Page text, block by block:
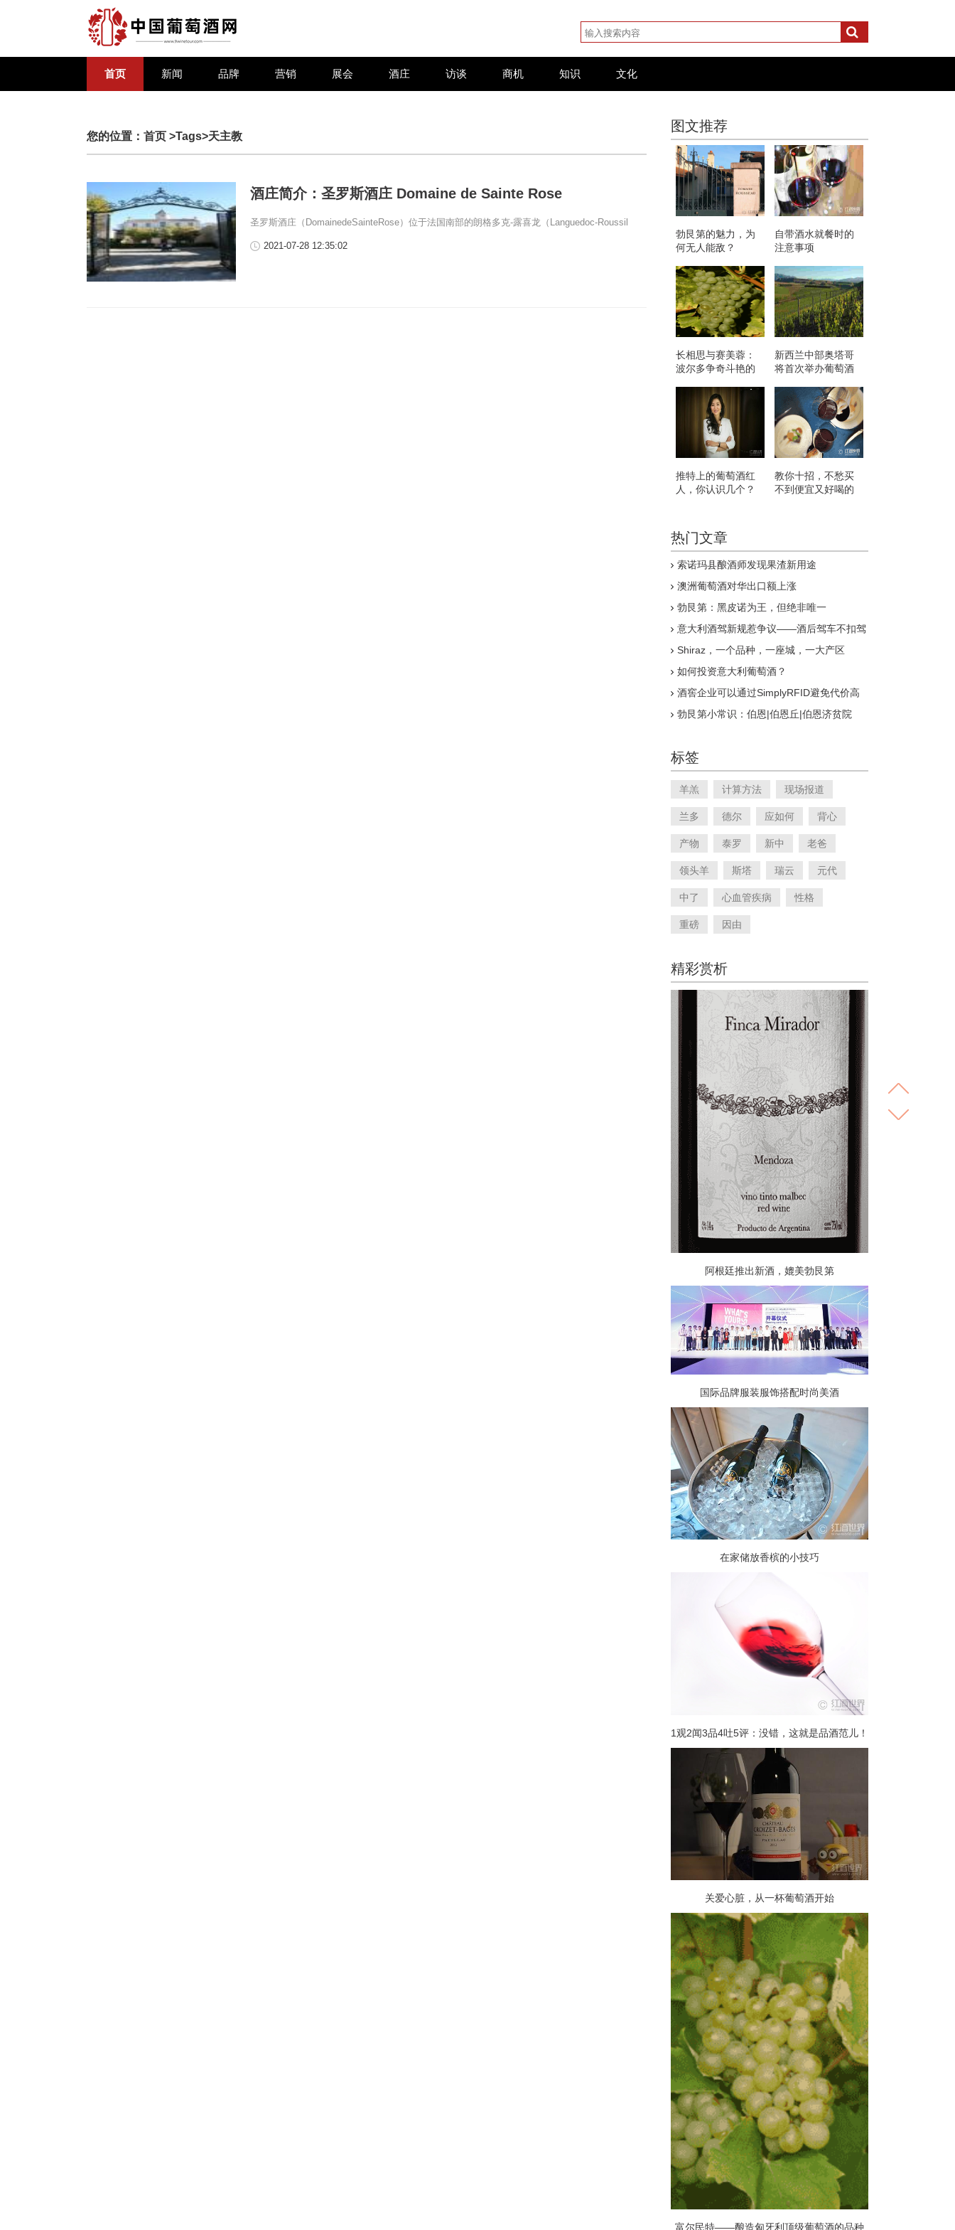
首页 新闻 品牌 营销 展会 酒庄 访谈 商机 知识 文化
您的位置： 首页 >Tags>天主教
酒庄简介：圣罗斯酒庄 Domaine de Sainte Rose
圣罗斯酒庄（DomainedeSainteRose）位于法国南部的朗格多克-露喜龙（Languedoc-Roussil
2021-07-28 12:35:02
图文推荐
勃艮第的魅力，为
何无人能敌？
自带酒水就餐时的
注意事项
长相思与赛美蓉：
波尔多争奇斗艳的
新西兰中部奥塔哥
将首次举办葡萄酒
推特上的葡萄酒红
人，你认识几个？
教你十招，不愁买
不到便宜又好喝的
热门文章
索诺玛县酿酒师发现果渣新用途
澳洲葡萄酒对华出口额上涨
勃艮第：黑皮诺为王，但绝非唯一
意大利酒驾新规惹争议——酒后驾车不扣驾
Shiraz，一个品种，一座城，一大产区
如何投资意大利葡萄酒？
酒窖企业可以通过SimplyRFID避免代价高
勃艮第小常识：伯恩|伯恩丘|伯恩济贫院
标签
羊羔 计算方法 现场报道
兰多 德尔 应如何 背心
产物 泰罗 新中 老爸
领头羊 斯塔 瑞云 元代
中了 心血管疾病 性格
重磅 因由
精彩赏析
阿根廷推出新酒，媲美勃艮第
国际品牌服装服饰搭配时尚美酒
在家储放香槟的小技巧
1观2闻3品4吐5评：没错，这就是品酒范儿！
关爱心脏，从一杯葡萄酒开始
富尔民特——酿造匈牙利顶级葡萄酒的品种